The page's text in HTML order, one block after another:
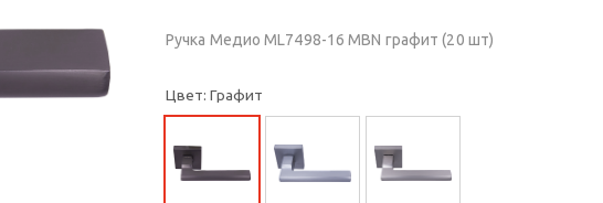
Ручка Медио ML7498-16 MBN графит (20 шт)
Цвет: Графит